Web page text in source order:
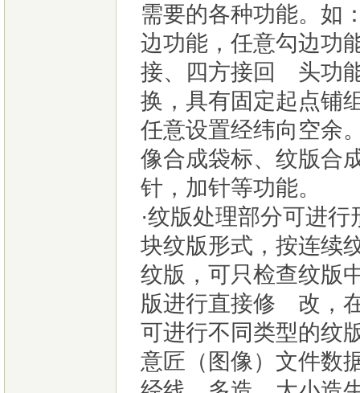
需要的各种功能。如
边功能，任意勾边功
接、四方接回 头功
换，具有固定起点铺
任意设置经纬向空余
像合成袋标、纹版合
针，加针等功能。
·纹版处理部分可进
块纹版形式，按连续
纹版，可只检查纹版
版进行直接修 改，
可进行不同类型的纹
意匠（图像）文件数